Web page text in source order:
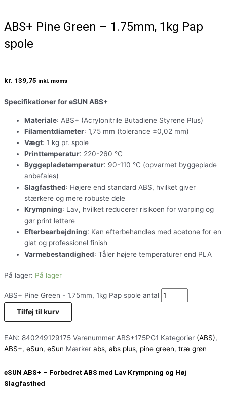
ABS+ Pine Green – 1.75mm, 1kg Pap
spole
kr. 139,75 inkl. moms
Specifikationer for eSUN ABS+
Materiale: ABS+ (Acrylonitrile Butadiene Styrene Plus)
Filamentdiameter: 1,75 mm (tolerance ±0,02 mm)
Vægt: 1 kg pr. spole
Printtemperatur: 220-260 °C
Byggepladetemperatur: 90-110 °C (opvarmet byggeplade
anbefales)
Slagfasthed: Højere end standard ABS, hvilket giver
stærkere og mere robuste dele
Krympning: Lav, hvilket reducerer risikoen for warping og
gør print lettere
Efterbearbejdning: Kan efterbehandles med acetone for en
glat og professionel finish
Varmebestandighed: Tåler højere temperaturer end PLA
På lager: På lager
ABS+ Pine Green - 1.75mm, 1kg Pap spole antal
Tilføj til kurv
EAN: 840249129175 Varenummer ABS+175PG1 Kategorier (ABS),
ABS+, eSun, eSun Mærker abs, abs plus, pine green, træ grøn
eSUN ABS+ – Forbedret ABS med Lav Krympning og Høj
Slagfasthed